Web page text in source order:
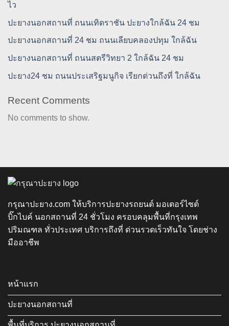
ไว
ปะยางนอกสถานที่ ถนนเทิดราชัน ปะยางใกล้ฉัน 24 ชม
ปะยางนอกสถานที่ 24 ชม ถนนเลียบคลองปทุม ใกล้ฉัน
ปะยางนอกสถานที่ ถนนสตรีวิทยา 2 ใกล้ฉัน 24 ชม
ปะยาง24 ชม ถนนประเสริฐมนูกิจ เรียกด่วนถึงที่ ใกล้ฉัน
Recent Comments
No comments to show.
กรุณาปะยาง.com ให้บริการปะยางรถยนต์ มอเตอร์ไซต์
บิ๊กไบค์ นอกสถานที่ 24 ชั่วโมง ครอบคลุมพื้นที่กรุงเทพ
ปริมณฑล ทั่วประเทศ บริการถึงที่ ด่วนรวดเร็วทันใจ โดยช่าง
มืออาชีพ
หน้าแรก
ปะยางนอกสถานที่